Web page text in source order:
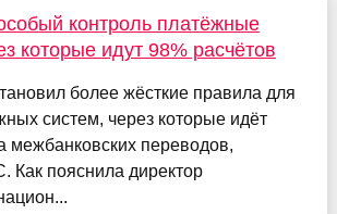
контроль платёжные
которые идут 98% расчётов
более жёсткие правила для
систем, через которые идёт
межбанковских переводов,
Как пояснила директор